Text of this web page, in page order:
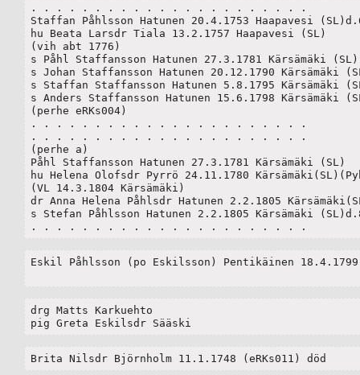
. . . . . . . . . . . . . . . . . . . . . .
Staffan Påhlsson Hatunen 20.4.1753 Haapavesi
hu Beata Larsdr Tiala 13.2.1757 Haapavesi (SL)
(vih abt 1776)
s Påhl Staffansson Hatunen 27.3.1781 Kärsämäki
s Johan Staffansson Hatunen 20.12.1790 Kärsämäki
s Staffan Staffansson Hatunen 5.8.1795 Kärsämäki
s Anders Staffansson Hatunen 15.6.1798 Kärsämäki
(perhe eRKs004)
. . . . . . . . . . . . . . . . . . . . . .
. . . . . . . . . . . . . . . . . . . . . .
(perhe a)
Påhl Staffansson Hatunen 27.3.1781 Kärsämäki (SL)
hu Helena Olofsdr Pyrrö 24.11.1780
(VL 14.3.1804 Kärsämäki)
dr Anna Helena Påhlsdr Hatunen 2.2.1805
s Stefan Påhlsson Hatunen 2.2.1805 Kärsämäki
. . . . . . . . . . . . . . . . . . . . . .
Eskil Påhlsson (po Eskilsson) Pentikäinen 18.4.1799
drg Matts Karkuehto
pig Greta Eskilsdr Sääski
Brita Nilsdr Björnholm 11.1.1748 (eRKs011) död